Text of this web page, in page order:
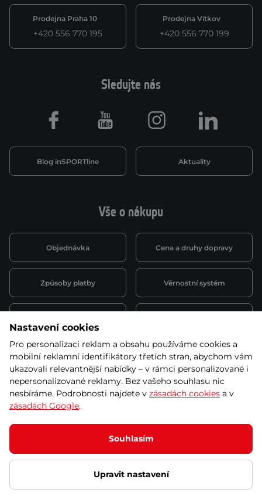
Prodejna Praha 10
+420 556 770 195
Prodejna Vítkov
+420 556 770 199
Vše o nákupu
Objednávka Cena a druhy dopravy
Způsoby platby Věrnostní systém
Půjčovna
obchodní podmínky
Kariéra
Sledujte nás
Blog inSPORTline Aktuality
Facebook Youtube Instagram LinkedIn
© 2026 SEVEN SPORT s.r.o Všechna práva vyhrazena
Podle zákona o evidenci tržeb je prodávající povinen vystavit
kupujícímu účtenku.
Zároveň je povinen zaevidovat přijatou tržbu u správce daně online; v
případě technického výpadku pak nejpozději do 48 hodin.
Ochrana osobních údajů Nastavení cookies Vnitřní oznamovací
systém Prohlášení přístupnosti
Nastavení cookies
Pro personalizaci reklam a obsahu používáme cookies a
mobilní reklamní identifikátory třetích stran, abychom vám
ukazovali relevantnější nabídky – v rámci personalizované i
nepersonalizované reklamy. Bez vašeho souhlasu nic
nesbíráme. Podrobnosti najdete v zásadách cookies a v
zásadách Google.
Souhlasím
Upravit nastavení